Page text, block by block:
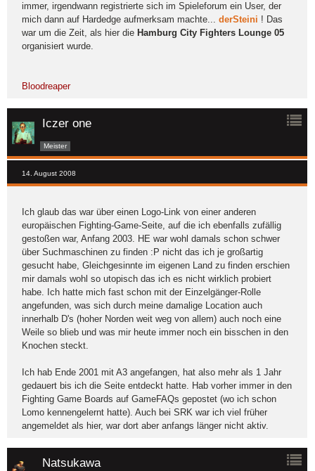
immer, irgendwann registrierte sich im Spieleforum ein User, der
mich dann auf Hardedge aufmerksam machte... derSteini ! Das
war um die Zeit, als hier die Hamburg City Fighters Lounge 05
organisiert wurde.
Bloodreaper
Iczer one
Meister
14. August 2008
Ich glaub das war über einen Logo-Link von einer anderen
europäischen Fighting-Game-Seite, auf die ich ebenfalls zufällig
gestoßen war, Anfang 2003. HE war wohl damals schon schwer
über Suchmaschinen zu finden :P nicht das ich je großartig
gesucht habe, Gleichgesinnte im eigenen Land zu finden erschien
mir damals wohl so utopisch das ich es nicht wirklich probiert
habe. Ich hatte mich fast schon mit der Einzelgänger-Rolle
angefunden, was sich durch meine damalige Location auch
innerhalb D's (hoher Norden weit weg von allem) auch noch eine
Weile so blieb und was mir heute immer noch ein bisschen in den
Knochen steckt.
Ich hab Ende 2001 mit A3 angefangen, hat also mehr als 1 Jahr
gedauert bis ich die Seite entdeckt hatte. Hab vorher immer in den
Fighting Game Boards auf GameFAQs gepostet (wo ich schon
Lomo kennengelernt hatte). Auch bei SRK war ich viel früher
angemeldet als hier, war dort aber anfangs länger nicht aktiv.
Natsukawa